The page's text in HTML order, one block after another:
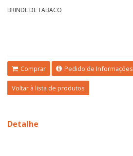
BRINDE DE TABACO
Comprar Pedido de Informações
Voltar à lista de produtos
Detalhe